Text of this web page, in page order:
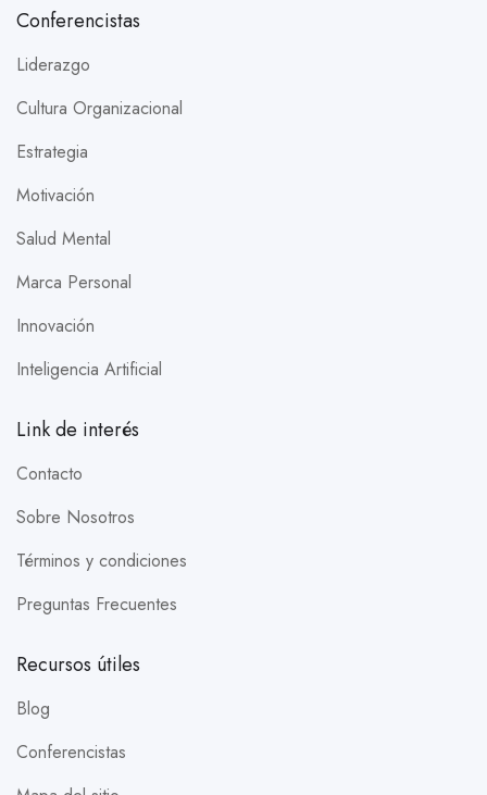
Conferencistas
Liderazgo
Cultura Organizacional
Estrategia
Motivación
Salud Mental
Marca Personal
Innovación
Inteligencia Artificial
Link de interés
Contacto
Sobre Nosotros
Términos y condiciones
Preguntas Frecuentes
Recursos útiles
Blog
Conferencistas